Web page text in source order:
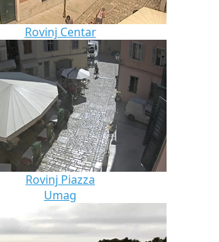
Rovinj Centar
Rovinj Piazza
Umag